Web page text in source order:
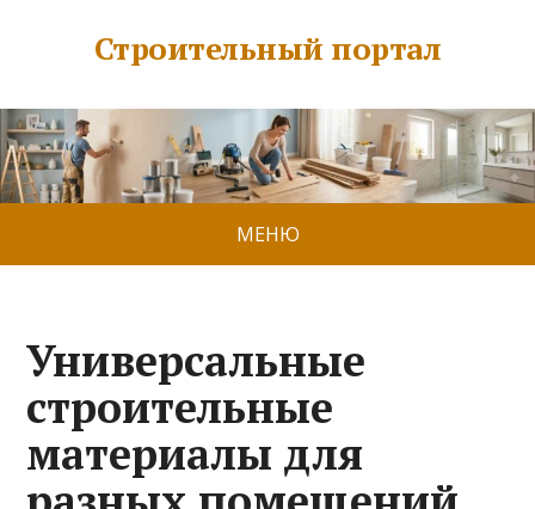
Строительный портал
МЕНЮ
Универсальные
строительные
материалы для